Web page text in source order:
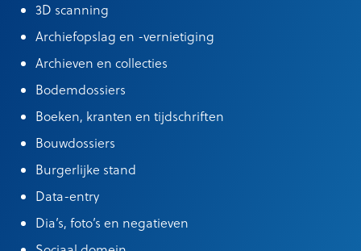
3D scanning
Archiefopslag en -vernietiging
Archieven en collecties
Bodemdossiers
Boeken, kranten en tijdschriften
Bouwdossiers
Burgerlijke stand
Data-entry
Dia’s, foto’s en negatieven